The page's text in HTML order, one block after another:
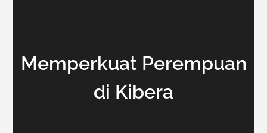
Memperkuat Perempuan
di Kibera